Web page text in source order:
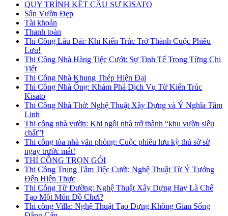
QUY TRÌNH KẾT CẤU SƯ KISATO
Sân Vườn Đẹp
Tài khoản
Thanh toán
Thi Công Lâu Đài: Khi Kiến Trúc Trở Thành Cuộc Phiêu
Lưu!
Thi Công Nhà Hàng Tiệc Cưới: Sự Tinh Tế Trong Từng Chi
Tiết
Thi Công Nhà Khung Thép Hiện Đại
Thi Công Nhà Ống: Khám Phá Dịch Vụ Từ Kiến Trúc
Kisato
Thi Công Nhà Thờ: Nghệ Thuật Xây Dựng và Ý Nghĩa Tâm
Linh
Thi công nhà vườn: Khi ngôi nhà trở thành “khu vườn siêu
chất”!
Thi công tòa nhà văn phòng: Cuộc phiêu lưu kỳ thú sờ sờ
ngay trước mắt!
THI CÔNG TRỌN GÓI
Thi Công Trung Tâm Tiệc Cưới: Nghệ Thuật Từ Ý Tưởng
Đến Hiện Thực
Thi Công Từ Đường: Nghệ Thuật Xây Dựng Hay Là Chế
Tạo Một Món Đồ Chơi?
Thi công Villa: Nghệ Thuật Tạo Dựng Không Gian Sống